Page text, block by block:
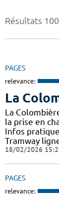
Résultats
PAGES
relevance:
La
La
la prise en
Infos
Tramway
18/02/2026
PAGES
relevance: